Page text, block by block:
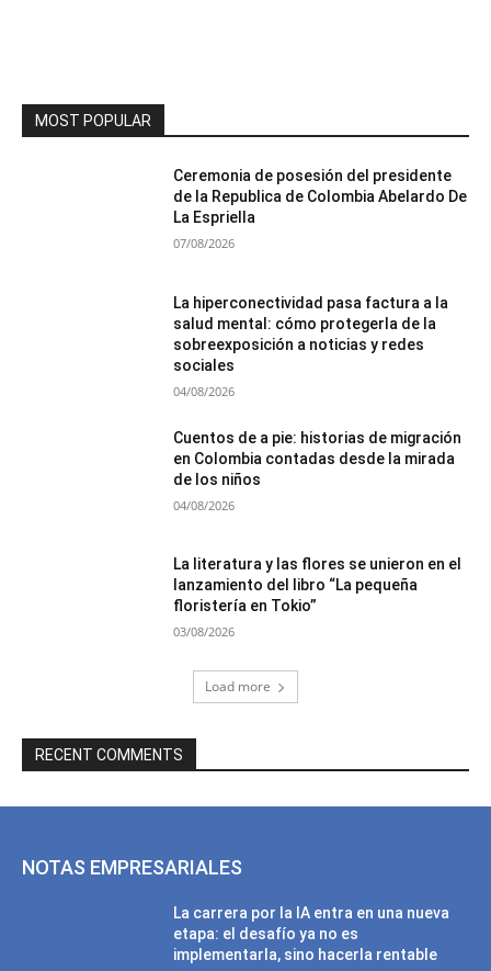
MOST POPULAR
Ceremonia de posesión del presidente
de la Republica de Colombia Abelardo De
La Espriella
07/08/2026
La hiperconectividad pasa factura a la
salud mental: cómo protegerla de la
sobreexposición a noticias y redes
sociales
04/08/2026
Cuentos de a pie: historias de migración
en Colombia contadas desde la mirada
de los niños
04/08/2026
La literatura y las flores se unieron en el
lanzamiento del libro “La pequeña
floristería en Tokio”
03/08/2026
Load more
RECENT COMMENTS
NOTAS EMPRESARIALES
La carrera por la IA entra en una nueva
etapa: el desafío ya no es
implementarla, sino hacerla rentable